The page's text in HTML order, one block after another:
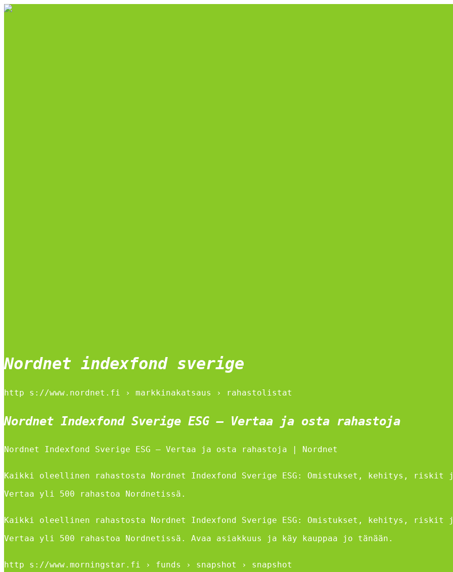
Nordnet indexfond sverige
http s://www.nordnet.fi › markkinakatsaus › rahastolistat
Nordnet Indexfond Sverige ESG – Vertaa ja osta rahastoja
Nordnet Indexfond Sverige ESG – Vertaa ja osta rahastoja | Nordnet
Kaikki oleellinen rahastosta Nordnet Indexfond Sverige ESG: Omistukset, kehitys, riskit
Vertaa yli 500 rahastoa Nordnetissä.
Kaikki oleellinen rahastosta Nordnet Indexfond Sverige ESG: Omistukset, kehitys, riskit
Vertaa yli 500 rahastoa Nordnetissä. Avaa asiakkuus ja käy kauppaa jo tänään.
http s://www.morningstar.fi › funds › snapshot › snapshot